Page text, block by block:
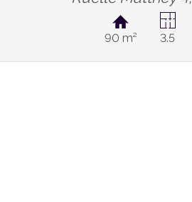
90 m² 3.5